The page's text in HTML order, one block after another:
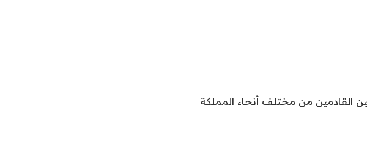
القادمين من مختلف أنحاء المملكة